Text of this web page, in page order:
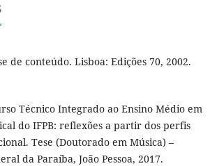
de conteúdo. Lisboa: Edições 70, 2002.
Técnico Integrado ao Ensino Médio em
do IFPB: reflexões a partir dos perfis
Tese (Doutorado em Música) –
da Paraíba, João Pessoa, 2017.